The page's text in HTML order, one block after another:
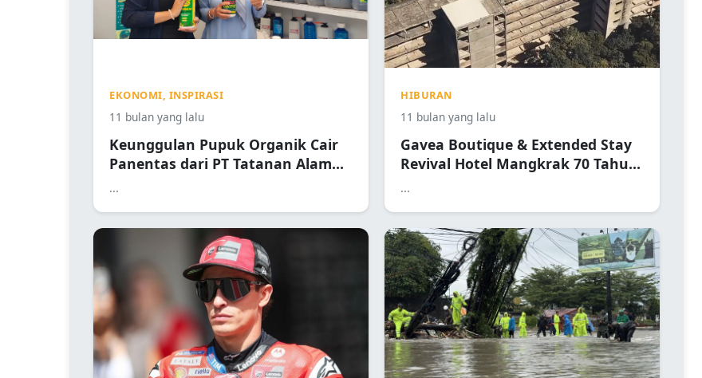
EKONOMI, INSPIRASI
11 bulan yang lalu
Keunggulan Pupuk Organik Cair
Panentas dari PT Tatanan Alam
...
HIBURAN
11 bulan yang lalu
Gavea Boutique & Extended Stay
Revival Hotel Mangkrak 70 Tahun
...